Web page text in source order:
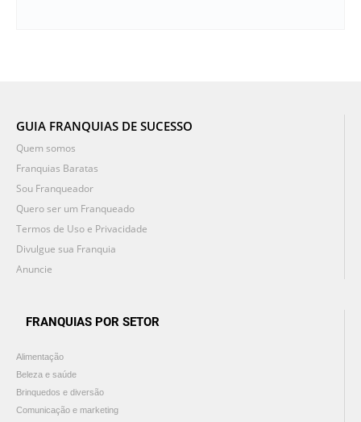
GUIA FRANQUIAS DE SUCESSO
Quem somos
Franquias Baratas
Sou Franqueador
Quero ser um Franqueado
Termos de Uso e Privacidade
Divulgue sua Franquia
Anuncie
FRANQUIAS POR SETOR
Alimentação
Beleza e saúde
Brinquedos e diversão
Comunicação e marketing